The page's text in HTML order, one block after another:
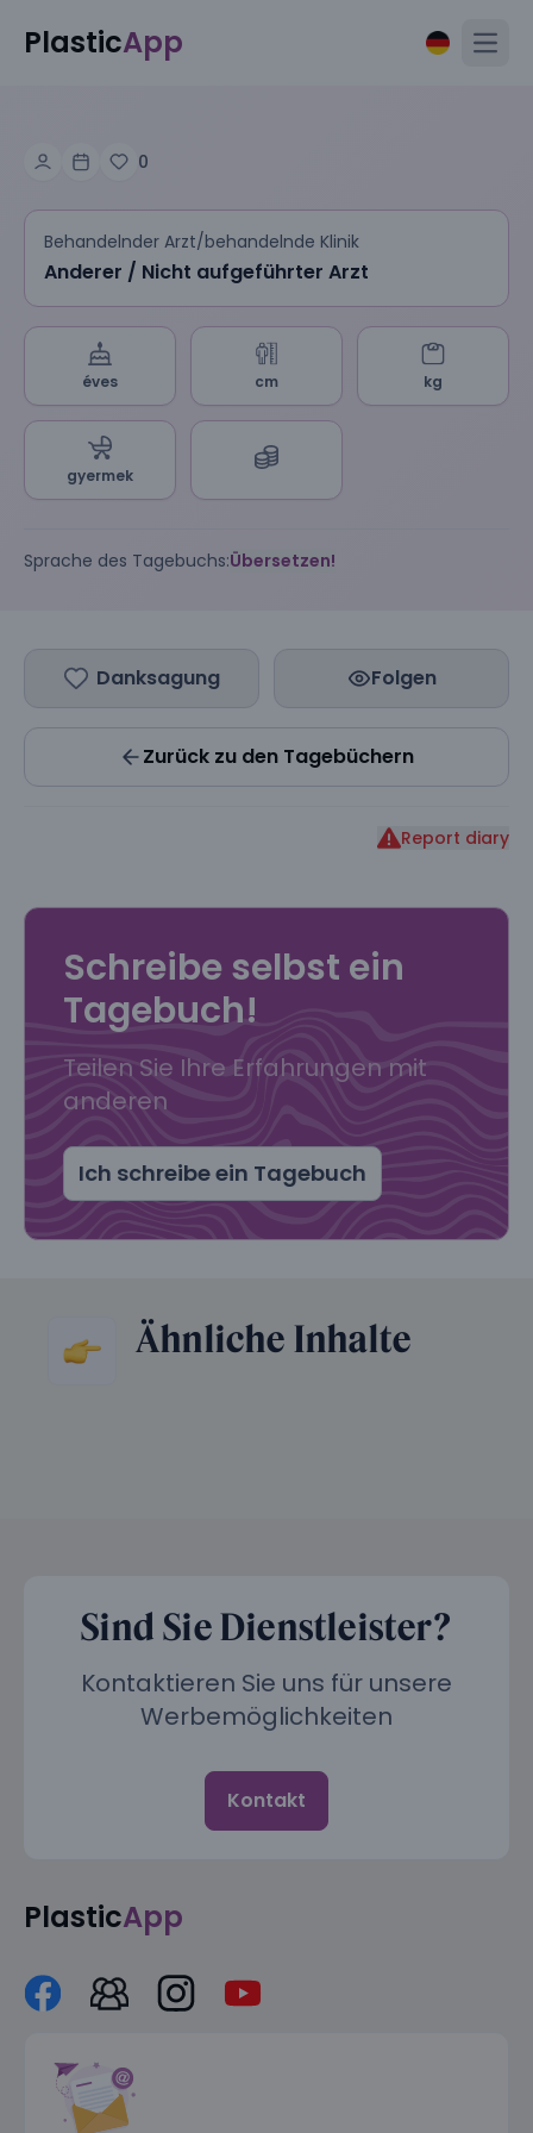
PlasticApp
0
Behandelnder Arzt/behandelnde Klinik
Anderer / Nicht aufgeführter Arzt
éves cm kg
gyermek
Sprache des Tagebuchs:Übersetzen!
Danksagung Folgen
Zurück zu den Tagebüchern
Report diary
Schreibe selbst ein
Tagebuch!
Teilen Sie Ihre Erfahrungen mit
anderen
Ich schreibe ein Tagebuch
Ähnliche Inhalte
Sind Sie Dienstleister?
Kontaktieren Sie uns für unsere
Werbemöglichkeiten
Kontakt
PlasticApp